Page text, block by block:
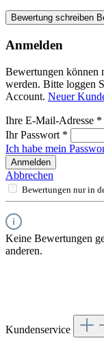
Bewertung schreiben
Anmelden
Bewertungen können
werden. Bitte loggen
Account. Neuer
Ihre E-Mail-Adresse *
Ihr Passwort *
Ich habe mein
Anmelden
Abbrechen
Bewertungen nur in
Keine Bewertungen
anderen.
Kundenservice